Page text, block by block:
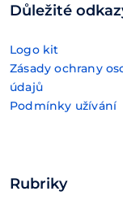
Důležité
Logo kit
Zásady ochrany
údajů
Podmínky užívání
Rubriky